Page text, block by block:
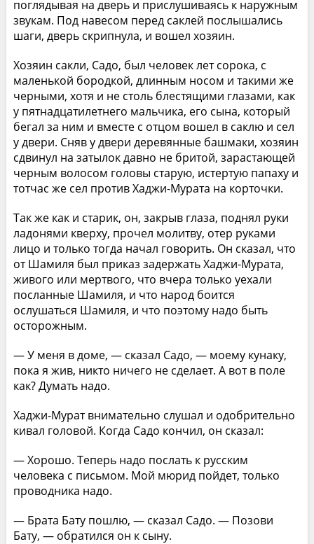
поглядывая на дверь и прислушиваясь к наружным
звукам. Под навесом перед саклей послышались
шаги, дверь скрипнула, и вошел хозяин.
Хозяин сакли, Садо, был человек лет сорока, с
маленькой бородкой, длинным носом и такими же
черными, хотя и не столь блестящими глазами, как
у пятнадцатилетнего мальчика, его сына, который
бегал за ним и вместе с отцом вошел в саклю и сел
у двери. Сняв у двери деревянные башмаки, хозяин
сдвинул на затылок давно не бритой, зарастающей
черным волосом головы старую, истертую папаху и
тотчас же сел против Хаджи-Мурата на корточки.
Так же как и старик, он, закрыв глаза, поднял руки
ладонями кверху, прочел молитву, отер руками
лицо и только тогда начал говорить. Он сказал, что
от Шамиля был приказ задержать Хаджи-Мурата,
живого или мертвого, что вчера только уехали
посланные Шамиля, и что народ боится
ослушаться Шамиля, и что поэтому надо быть
осторожным.
— У меня в доме, — сказал Садо, — моему кунаку,
пока я жив, никто ничего не сделает. А вот в поле
как? Думать надо.
Хаджи-Мурат внимательно слушал и одобрительно
кивал головой. Когда Садо кончил, он сказал:
— Хорошо. Теперь надо послать к русским
человека с письмом. Мой мюрид пойдет, только
проводника надо.
— Брата Бату пошлю, — сказал Садо. — Позови
Бату, — обратился он к сыну.